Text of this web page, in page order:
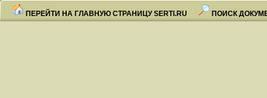
ПЕРЕЙТИ НА ГЛАВНУЮ СТРАНИЦУ SERTI.RU ПОИСК